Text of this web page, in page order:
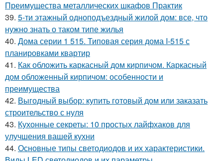
Преимущества металлических шкафов Практик
39. 5-ти этажный одноподъездный жилой дом: все, что
нужно знать о таком типе жилья
40. Дома серии 1 515. Типовая серия дома I-515 с
планировками квартир
41. Как обложить каркасный дом кирпичом. Каркасный
дом обложенный кирпичом: особенности и
преимущества
42. Выгодный выбор: купить готовый дом или заказать
строительство с нуля
43. Кухонные секреты: 10 простых лайфхаков для
улучшения вашей кухни
44. Основные типы светодиодов и их характеристики.